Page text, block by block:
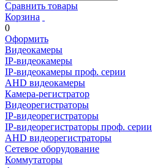
Сравнить товары
Корзина
0
Оформить
Видеокамеры
IP-видеокамеры
IP-видеокамеры проф. серии
AHD видеокамеры
Камера-регистратор
Видеорегистраторы
IP-видеорегистраторы
IP-видеорегистраторы проф. серии
AHD видеорегистраторы
Сетевое оборудование
Коммутаторы